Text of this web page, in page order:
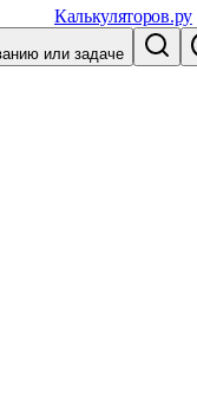
Калькуляторов.ру
или задаче